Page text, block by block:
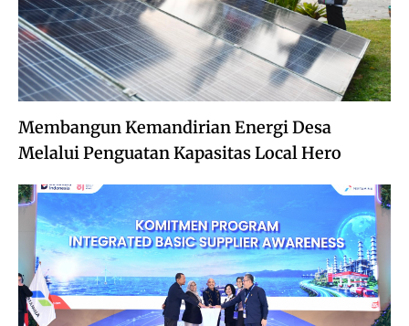
Membangun Kemandirian Energi Desa
Melalui Penguatan Kapasitas Local Hero